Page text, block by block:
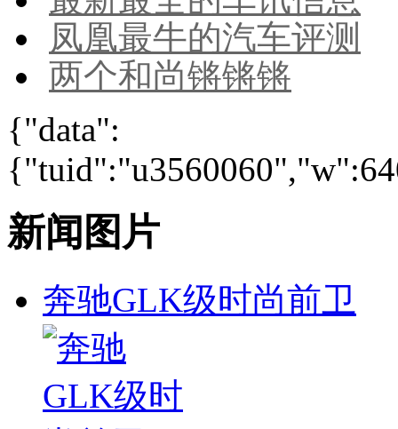
凤凰最牛的汽车评测
两个和尚锵锵锵
{"data":
新闻图片
奔驰GLK级时尚前卫